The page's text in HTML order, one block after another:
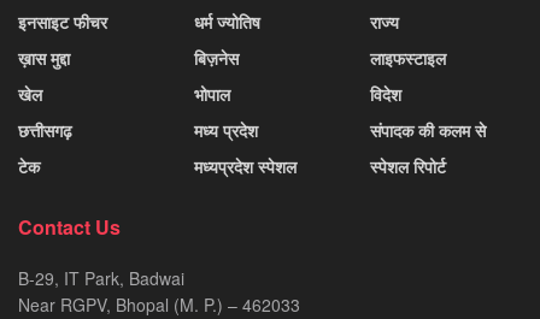
इनसाइट फीचर
ख़ास मुद्दा
खेल
छत्तीसगढ़
टेक
धर्म ज्योतिष
बिज़नेस
भोपाल
मध्य प्रदेश
मध्यप्रदेश स्पेशल
राज्य
लाइफस्टाइल
विदेश
संपादक की कलम से
स्पेशल रिपोर्ट
Contact Us
B-29, IT Park, Badwai
Near RGPV, Bhopal (M. P.) – 462033